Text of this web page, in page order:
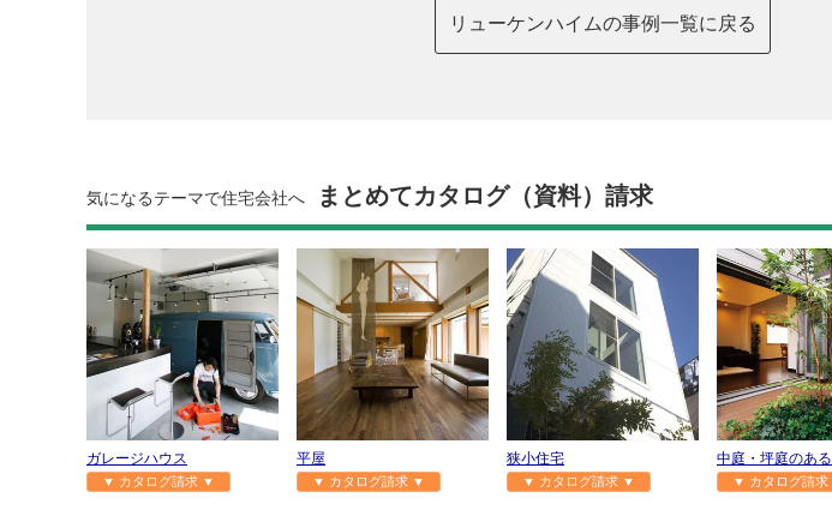
リューケンハイムの事例一覧に戻る
気になるテーマで住宅会社へ まとめてカタログ（資料）請求
ガレージハウス
▼ カタログ請求 ▼
平屋
▼ カタログ請求 ▼
狭小住宅
▼ カタログ請求 ▼
中庭・坪庭のあ
▼ カタログ請